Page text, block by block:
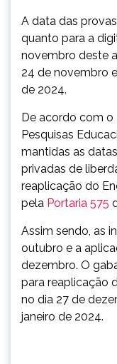
A data das
quanto para a
novembro deste
24 de novembro
de 2024.
De acordo com o
Pesquisas
mantidas as
privadas de
reaplicação do
pela Portaria 575
Assim sendo, as
outubro e a
dezembro. O
para reaplicação
no dia 27 de
janeiro de 2024.